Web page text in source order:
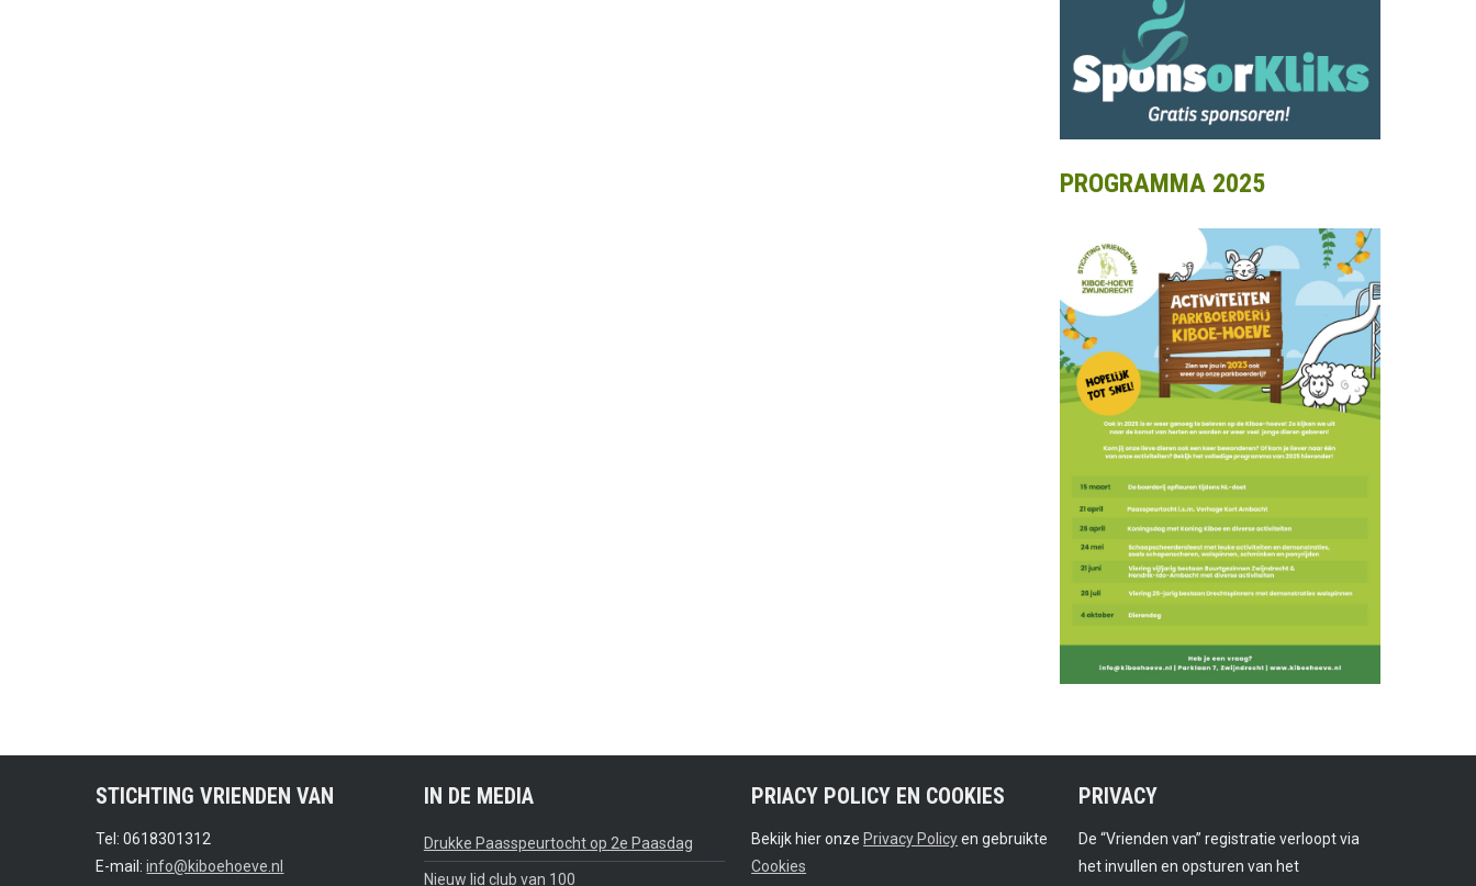
PROGRAMMA 2025
STICHTING VRIENDEN VAN
Tel: 0618301312
E-mail:info@kiboehoeve.nl
IN DE MEDIA
Drukke Paasspeurtocht op 2e Paasdag
Nieuw lid club van 100
PRIACY POLICY EN COOKIES
Bekijk hier onze Privacy Policyen gebruikte
Cookies
PRIVACY
De “Vrienden van” registratie verloopt via
het invullen en opsturen van het